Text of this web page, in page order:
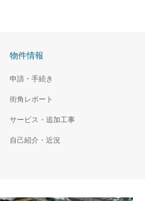
物件情報
申請・手続き
街角レポート
サービス・追加工事
自己紹介・近況